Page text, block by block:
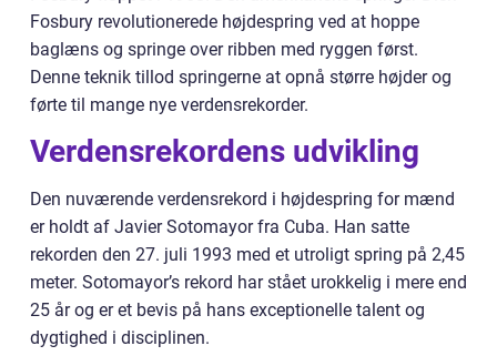
Fosbury revolutionerede højdespring ved at hoppe
baglæns og springe over ribben med ryggen først.
Denne teknik tillod springerne at opnå større højder og
førte til mange nye verdensrekorder.
Verdensrekordens udvikling
Den nuværende verdensrekord i højdespring for mænd
er holdt af Javier Sotomayor fra Cuba. Han satte
rekorden den 27. juli 1993 med et utroligt spring på 2,45
meter. Sotomayor’s rekord har stået urokkelig i mere end
25 år og er et bevis på hans exceptionelle talent og
dygtighed i disciplinen.